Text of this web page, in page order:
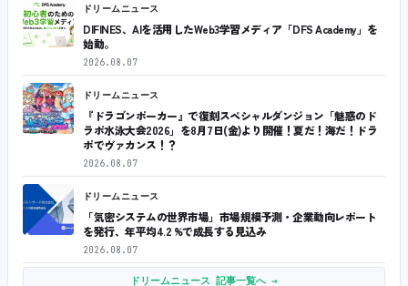
ドリームニュース
DIFINES、AIを活用したWeb3学習メディア「DFS Academy」を
始動。
2026.08.07
ドリームニュース
『ドラゴンポーカー』で復刻スペシャルダンジョン「魅惑のド
ラポ水泳大会2026」を8月7日(金)より開催！夏だ！海だ！ドラ
ポでヴァカンス！？
2026.08.07
ドリームニュース
「気密システムの世界市場」市場規模予測・企業動向レポート
を発行、年平均4.2 %で成長する見込み
2026.08.07
ドリームニュース 記事一覧へ →